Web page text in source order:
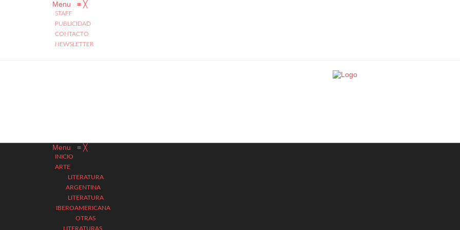
Menu ≡ ╳
STAFF
PUBLICIDAD
CONTACTO
NEWSLETTER
Menu ≡ ╳
INICIO
ARTE
LITERATURA
ARGENTINA
LITERATURA
IBEROAMERICANA
OTRAS
LITERATURAS